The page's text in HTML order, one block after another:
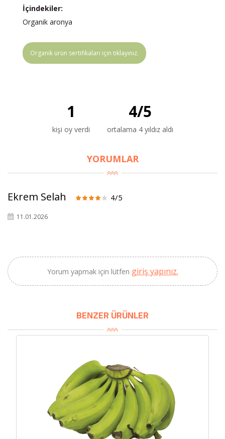
İçindekiler:
Organik aronya
Organik ürün sertifikaları için tıklayınız.
1
kişi oy verdi
4/5
ortalama 4 yıldız aldı
YORUMLAR
Ekrem Selah 4/5
11.01.2026
Yorum yapmak için lütfen giriş yapınız.
BENZER ÜRÜNLER
×
2071,30 TL
Zeytincilik